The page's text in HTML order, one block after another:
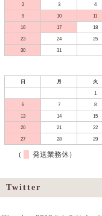
2
3 4
9
10 11
16
17 18
23
24 25
30
31
日
月 火
1
6
7 8
13
14 15
20
21 22
27
28 29
（ 発送業務休）
Twitter